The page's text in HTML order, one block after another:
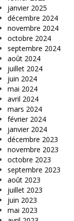
janvier 2025
décembre 2024
novembre 2024
octobre 2024
septembre 2024
août 2024
juillet 2024
juin 2024
mai 2024
avril 2024
mars 2024
février 2024
janvier 2024
décembre 2023
novembre 2023
octobre 2023
septembre 2023
août 2023
juillet 2023
juin 2023
mai 2023